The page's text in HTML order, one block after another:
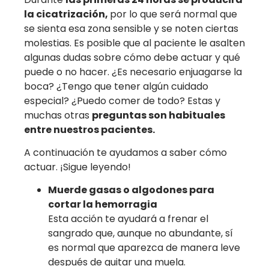
la cicatrización, por lo que será normal que
se sienta esa zona sensible y se noten ciertas
molestias. Es posible que al paciente le asalten
algunas dudas sobre cómo debe actuar y qué
puede o no hacer. ¿Es necesario enjuagarse la
boca? ¿Tengo que tener algún cuidado
especial? ¿Puedo comer de todo? Estas y
muchas otras preguntas son habituales
entre nuestros pacientes.
A continuación te ayudamos a saber cómo
actuar. ¡Sigue leyendo!
Muerde gasas o algodones para
cortar la hemorragia
Esta acción te ayudará a frenar el
sangrado que, aunque no abundante, sí
es normal que aparezca de manera leve
después de quitar una muela.